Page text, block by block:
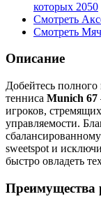
которых 2050
Смотреть
Смотреть
Описание
Добейтесь полного
тенниса Munich 67
игроков,
управляемости.
sweetspot и
быстро овладеть
Преимущества